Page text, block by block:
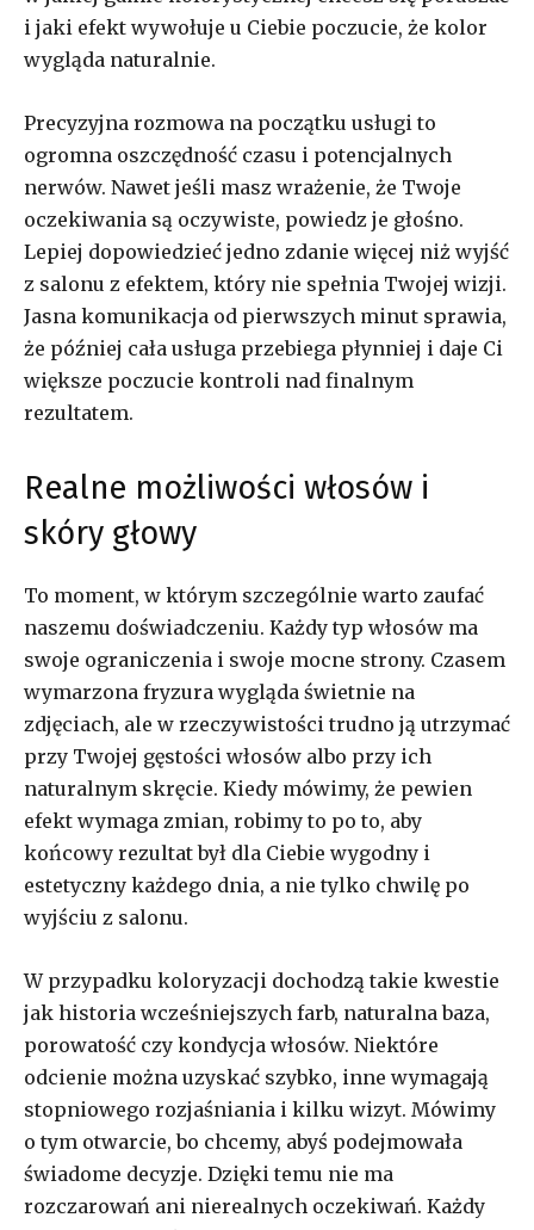
i jaki efekt wywołuje u Ciebie poczucie, że kolor
wygląda naturalnie.
Precyzyjna rozmowa na początku usługi to
ogromna oszczędność czasu i potencjalnych
nerwów. Nawet jeśli masz wrażenie, że Twoje
oczekiwania są oczywiste, powiedz je głośno.
Lepiej dopowiedzieć jedno zdanie więcej niż wyjść
z salonu z efektem, który nie spełnia Twojej wizji.
Jasna komunikacja od pierwszych minut sprawia,
że później cała usługa przebiega płynniej i daje Ci
większe poczucie kontroli nad finalnym
rezultatem.
Realne możliwości włosów i
skóry głowy
To moment, w którym szczególnie warto zaufać
naszemu doświadczeniu. Każdy typ włosów ma
swoje ograniczenia i swoje mocne strony. Czasem
wymarzona fryzura wygląda świetnie na
zdjęciach, ale w rzeczywistości trudno ją utrzymać
przy Twojej gęstości włosów albo przy ich
naturalnym skręcie. Kiedy mówimy, że pewien
efekt wymaga zmian, robimy to po to, aby
końcowy rezultat był dla Ciebie wygodny i
estetyczny każdego dnia, a nie tylko chwilę po
wyjściu z salonu.
W przypadku koloryzacji dochodzą takie kwestie
jak historia wcześniejszych farb, naturalna baza,
porowatość czy kondycja włosów. Niektóre
odcienie można uzyskać szybko, inne wymagają
stopniowego rozjaśniania i kilku wizyt. Mówimy
o tym otwarcie, bo chcemy, abyś podejmowała
świadome decyzje. Dzięki temu nie ma
rozczarowań ani nierealnych oczekiwań. Każdy